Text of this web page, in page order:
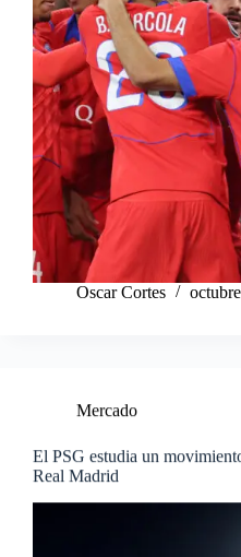
Oscar Cortes
Mercado
El PSG estudia un
Real Madrid